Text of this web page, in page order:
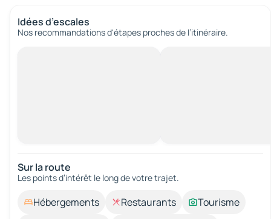
Idées d’escales
Nos recommandations d'étapes proches de l’itinéraire.
Sur la route
Les points d’intérêt le long de votre trajet.
Hébergements Restaurants
Tourisme